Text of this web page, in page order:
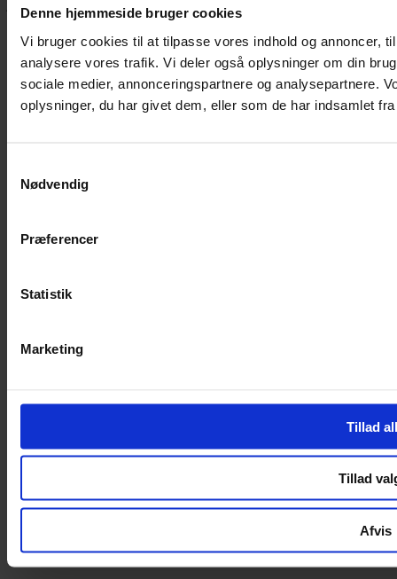
Denne hjemmeside bruger cookies
Vi bruger cookies til at tilpasse vores indhold og annoncer,
analysere vores trafik. Vi deler også oplysninger om din
sociale medier, annonceringspartnere og analysepartnere.
oplysninger, du har givet dem, eller som de har indsamlet
Nødvendig
Præferencer
Statistik
Marketing
Tillad
Tillad
Afvis
Vestergade 12 6270, Tønder
60 51 96 50
post@yarneverywear.dk
CVR 43041649
Facebook-f Instagram
Handelsbetingelser
Handelsbetingelser
Om Yarn Every Wear
Mandag – Fredag 10:00 – 17:30
Copyright © 2022.Design & hosting by Webhuset Ballum ApS